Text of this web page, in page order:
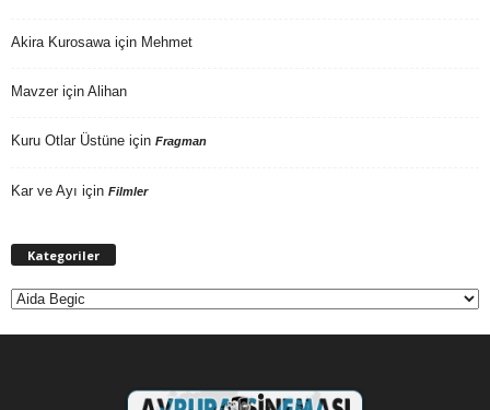
Akira Kurosawa için Mehmet
Mavzer için Alihan
Kuru Otlar Üstüne için Fragman
Kar ve Ayı için Filmler
Kategoriler
Kategoriler